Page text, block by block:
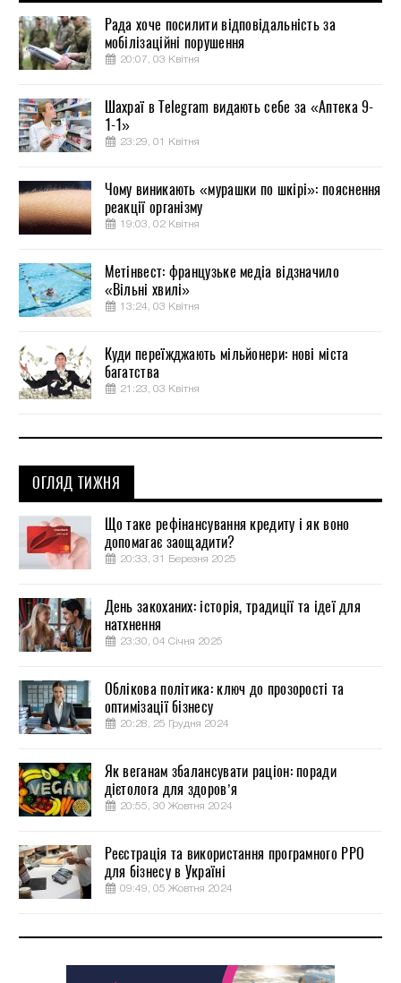
Рада хоче посилити відповідальність за
мобілізаційні порушення
20:07, 03 Квітня
Шахраї в Telegram видають себе за «Аптека 9-
1-1»
23:29, 01 Квітня
Чому виникають «мурашки по шкірі»: пояснення
реакції організму
19:03, 02 Квітня
Метінвест: французьке медіа відзначило
«Вільні хвилі»
13:24, 03 Квітня
Куди переїжджають мільйонери: нові міста
багатства
21:23, 03 Квітня
ОГЛЯД ТИЖНЯ
Що таке рефінансування кредиту і як воно
допомагає заощадити?
20:33, 31 Березня 2025
День закоханих: історія, традиції та ідеї для
натхнення
23:30, 04 Січня 2025
Облікова політика: ключ до прозорості та
оптимізації бізнесу
20:28, 25 Грудня 2024
Як веганам збалансувати раціон: поради
дієтолога для здоров’я
20:55, 30 Жовтня 2024
Реєстрація та використання програмного РРО
для бізнесу в Україні
09:49, 05 Жовтня 2024